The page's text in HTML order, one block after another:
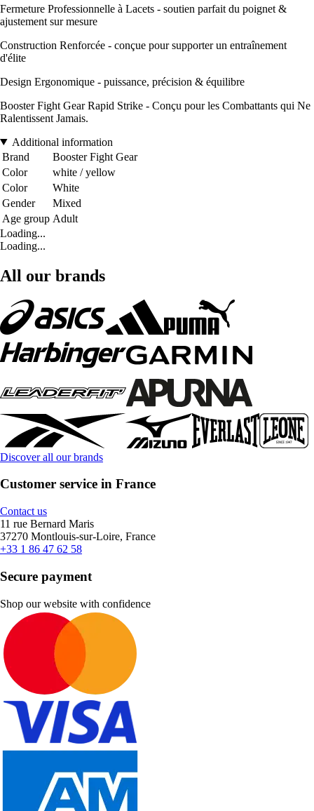
Fermeture Professionnelle à Lacets - soutien parfait du poignet &
ajustement sur mesure
Construction Renforcée - conçue pour supporter un entraînement
d'élite
Design Ergonomique - puissance, précision & équilibre
Booster Fight Gear Rapid Strike - Conçu pour les Combattants qui Ne
Ralentissent Jamais.
Additional information
Brand
Booster Fight Gear
Color
white / yellow
Color
White
Gender
Mixed
Age group Adult
Loading...
Loading...
All our brands
Discover all our brands
Customer service in France
Contact us
11 rue Bernard Maris
37270 Montlouis-sur-Loire, France
+33 1 86 47 62 58
Secure payment
Shop our website with confidence